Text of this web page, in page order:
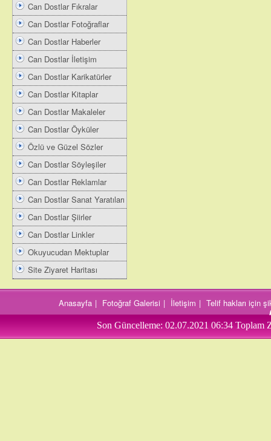
Can Dostlar Fıkralar
Can Dostlar Fotoğraflar
Can Dostlar Haberler
Can Dostlar İletişim
Can Dostlar Karikatürler
Can Dostlar Kitaplar
Can Dostlar Makaleler
Can Dostlar Öyküler
Özlü ve Güzel Sözler
Can Dostlar Söyleşiler
Can Dostlar Reklamlar
Can Dostlar Sanat Yaratıları
Can Dostlar Şiirler
Can Dostlar Linkler
Okuyucudan Mektuplar
Site Ziyaret Haritası
Anasayfa | Fotoğraf Galerisi | İletişim | Telif hakları için
Son Güncelleme: 02.07.2021 06:34 Toplam